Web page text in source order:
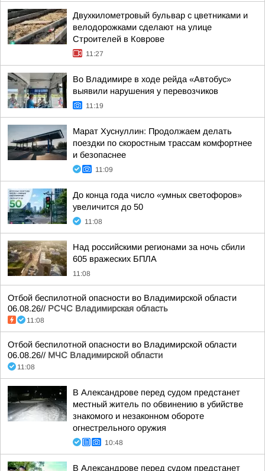
Двухкилометровый бульвар с цветниками и
велодорожками сделают на улице
Строителей в Коврове
11:27
Во Владимире в ходе рейда «Автобус»
выявили нарушения у перевозчиков
11:19
Марат Хуснуллин: Продолжаем делать
поездки по скоростным трассам комфортнее
и безопаснее
11:09
До конца года число «умных светофоров»
увеличится до 50
11:08
Над российскими регионами за ночь сбили
605 вражеских БПЛА
11:08
Отбой беспилотной опасности во Владимирской области
06.08.26// РСЧС Владимирская область
11:08
Отбой беспилотной опасности во Владимирской области
06.08.26// МЧС Владимирской области
11:08
В Александрове перед судом предстанет
местный житель по обвинению в убийстве
знакомого и незаконном обороте
огнестрельного оружия
10:48
В Александрове перед судом предстанет